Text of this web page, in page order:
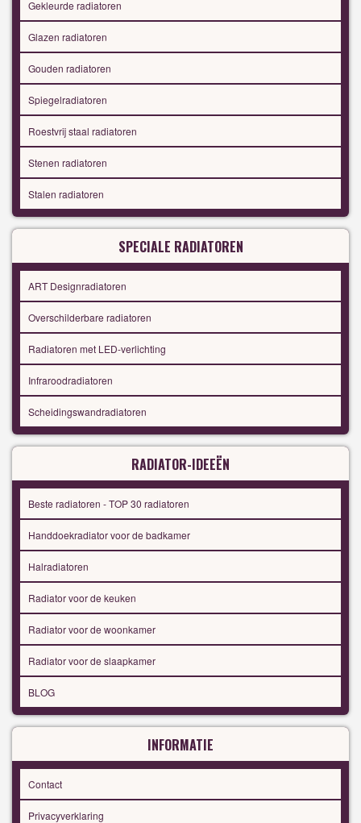
Gekleurde radiatoren
Glazen radiatoren
Gouden radiatoren
Spiegelradiatoren
Roestvrij staal radiatoren
Stenen radiatoren
Stalen radiatoren
SPECIALE RADIATOREN
ART Designradiatoren
Overschilderbare radiatoren
Radiatoren met LED-verlichting
Infraroodradiatoren
Scheidingswandradiatoren
RADIATOR-IDEEËN
Beste radiatoren - TOP 30 radiatoren
Handdoekradiator voor de badkamer
Halradiatoren
Radiator voor de keuken
Radiator voor de woonkamer
Radiator voor de slaapkamer
BLOG
INFORMATIE
Contact
Privacyverklaring